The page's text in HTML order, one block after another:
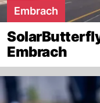
Embrach
Embrach